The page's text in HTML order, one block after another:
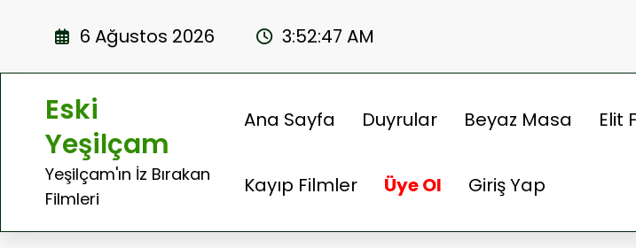
6 Ağustos 2026 3:52:47 AM
Eski
Yeşilçam
Yeşilçam'ın İz Bırakan
Filmleri
Ana Sayfa Duyrular Beyaz Masa Elit
Kayıp Filmler Üye Ol Giriş Yap